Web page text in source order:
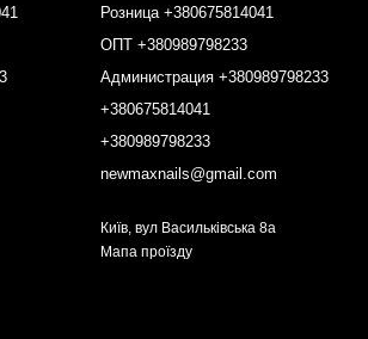
Розница +380675814041
ОПТ +380989798233
Администрация +380989798233
+380675814041
+380989798233
newmaxnails@gmail.com
Київ, вул Васильківська 8а
Мапа проїзду